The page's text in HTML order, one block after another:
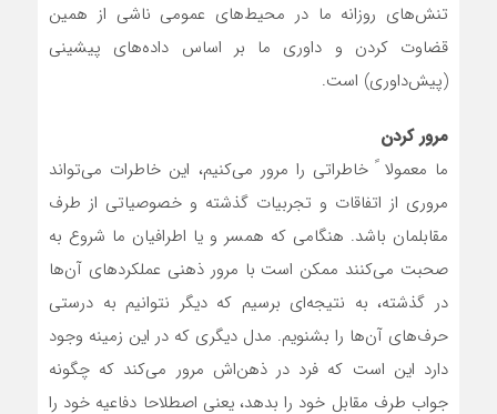
تنش‌های روزانه ما در محیط‌های عمومی ناشی از همین
قضاوت کردن و داوری ما بر اساس داده‌های پیشینی
(پیش‌داوری) است.
مرور کردن
ما معمولا ً خاطراتی را مرور می‌کنیم، این خاطرات می‌تواند
مروری از اتفاقات و تجربیات گذشته و خصوصیاتی از طرف
مقابلمان باشد. هنگامی که همسر و یا اطرافیان ما شروع به
صحبت می‌کنند ممکن است با مرور ذهنی عملکردهای آن‌ها
در گذشته، به نتیجه‌ای برسیم که دیگر نتوانیم به درستی
حرف‌های آن‌ها را بشنویم. مدل دیگری که در این زمینه وجود
دارد این است که فرد در ذهن‌اش مرور می‌کند که چگونه
جواب طرف مقابل خود را بدهد، یعنی اصطلاحا دفاعیه خود را